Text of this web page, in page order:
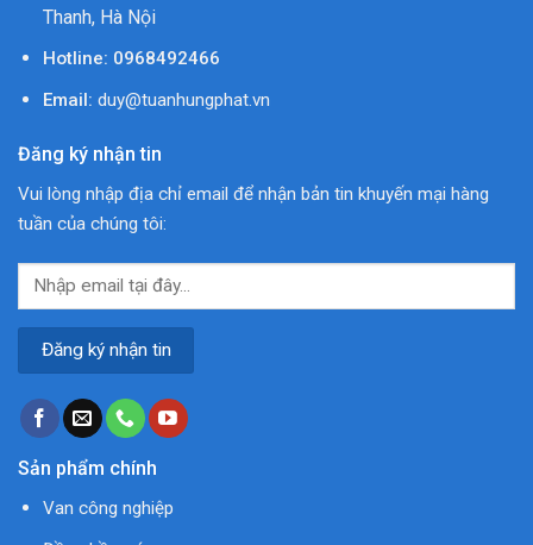
Thanh, Hà Nội
Hotline: 0968492466
Email: duy@tuanhungphat.vn
Đăng ký nhận tin
Vui lòng nhập địa chỉ email để nhận bản tin khuyến mại hàng
tuần của chúng tôi:
Sản phẩm chính
Van công nghiệp